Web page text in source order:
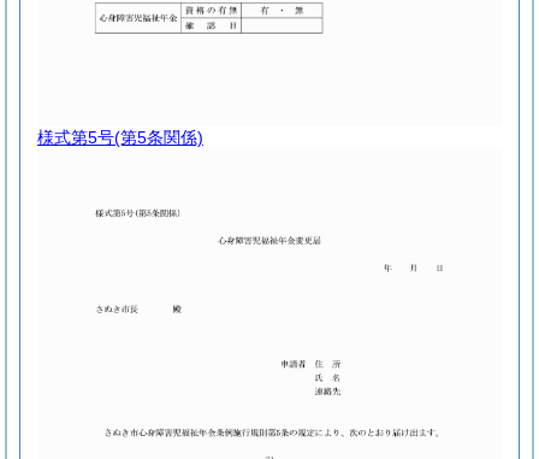
様式第5号(第5条関係)